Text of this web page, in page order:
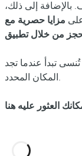
بالإضافة إلى ذلك،
تبدأ عندما تجد
المكان المحدد.